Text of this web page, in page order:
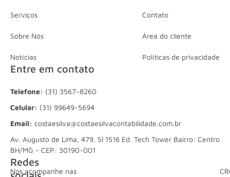
Serviços
Sobre Nós
Notícias
Contato
Área do cliente
Políticas de privacidade
Entre em contato
Telefone: (31) 3567-8260
Celular: (31) 99649-5694
Email: costaesilva@costaesilvacontabilidade.com.br
Av. Augusto de Lima, 479, Sl 1516 Ed. Tech Tower Bairro: Centro
BH/MG - CEP: 30190-001
Redes
Nos acompanhe nas